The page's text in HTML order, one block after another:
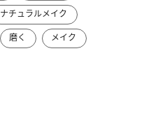
ナチュラルメイク
磨く メイク